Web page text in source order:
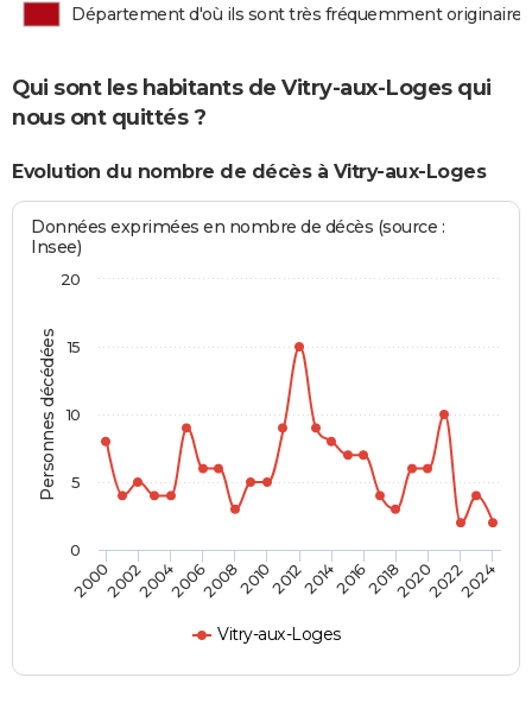
Département d'où ils sont très fréquemment originaires
Qui sont les habitants de Vitry-aux-Loges qui
nous ont quittés ?
Evolution du nombre de décès à Vitry-aux-Loges
Personnes décédées
Données exprimées en nombre de décès (source :
Insee)
Vitry-aux-Loges
2000200220042006200820102012201420162018202020222024
0
5
10
15
20